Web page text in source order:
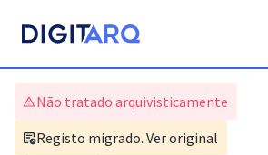
Não tratado arquivisticamente
Registo migrado. Ver original